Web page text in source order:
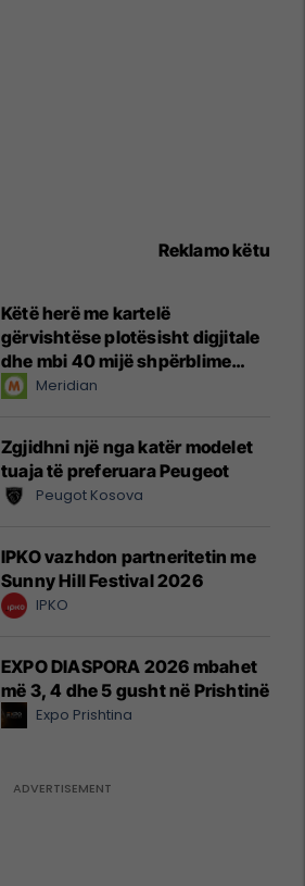
Reklamo këtu
Këtë herë me kartelë
gërvishtëse plotësisht digjitale
dhe mbi 40 mijë shpërblime
instant!Meridian
Zgjidhni një nga katër modelet
tuaja të preferuara Peugeot
Peugot Kosova
IPKO vazhdon partneritetin me
Sunny Hill Festival 2026
IPKO
EXPO DIASPORA 2026 mbahet
më 3, 4 dhe 5 gusht në Prishtinë
Expo Prishtina